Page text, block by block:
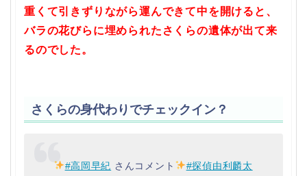
重くて引きずりながら運んできて中を開けると、
バラの花びらに埋められたさくらの遺体が出て来
るのでした。
さくらの身代わりでチェックイン？
#高岡早紀 さんコメント
#探偵由利麟太